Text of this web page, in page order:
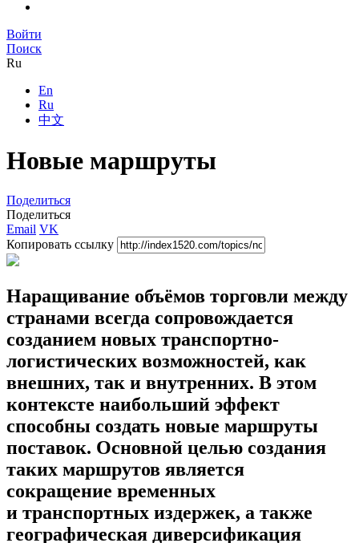
Войти
Поиск
Ru
En
Ru
中文
Новые маршруты
Поделиться
Поделиться
Email VK
Копировать ссылку
Наращивание объёмов торговли между
странами всегда сопровождается
созданием новых транспортно-
логистических возможностей, как
внешних, так и внутренних. В этом
контексте наибольший эффект
способны создать новые маршруты
поставок. Основной целью создания
таких маршрутов является
сокращение временных
и транспортных издержек, а также
географическая диверсификация